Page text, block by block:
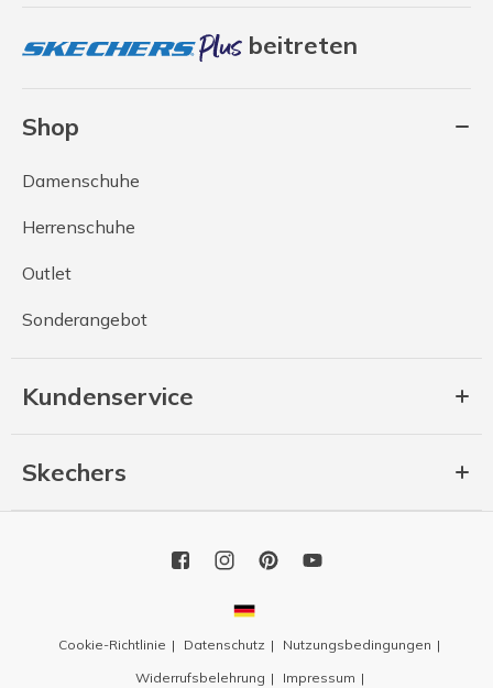
beitreten
Shop
Damenschuhe
Herrenschuhe
Outlet
Sonderangebot
Kundenservice
Skechers
Cookie-Richtlinie Datenschutz
Nutzungsbedingungen
Widerrufsbelehrung
Impressum